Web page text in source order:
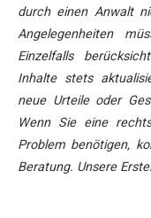
durch einen Anwalt
Angelegenheiten
Einzelfalls
Inhalte stets
neue Urteile oder
Wenn Sie eine
Problem benötigen,
Beratung. Unsere